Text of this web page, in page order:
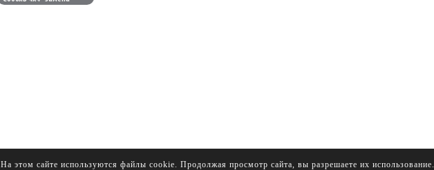
На этом сайте используются файлы cookie. Продолжая просмотр сайта, вы разрешаете их использование.